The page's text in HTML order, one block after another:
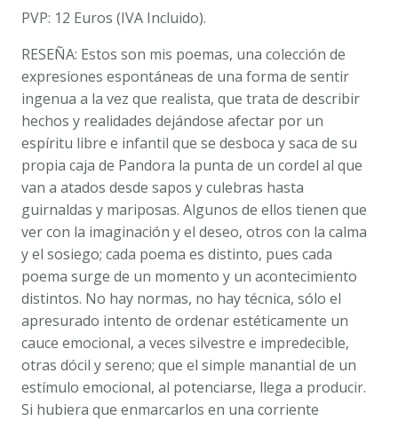
PVP: 12 Euros (IVA Incluido).
RESEÑA: Estos son mis poemas, una colección de
expresiones espontáneas de una forma de sentir
ingenua a la vez que realista, que trata de describir
hechos y realidades dejándose afectar por un
espíritu libre e infantil que se desboca y saca de su
propia caja de Pandora la punta de un cordel al que
van a atados desde sapos y culebras hasta
guirnaldas y mariposas. Algunos de ellos tienen que
ver con la imaginación y el deseo, otros con la calma
y el sosiego; cada poema es distinto, pues cada
poema surge de un momento y un acontecimiento
distintos. No hay normas, no hay técnica, sólo el
apresurado intento de ordenar estéticamente un
cauce emocional, a veces silvestre e impredecible,
otras dócil y sereno; que el simple manantial de un
estímulo emocional, al potenciarse, llega a producir.
Si hubiera que enmarcarlos en una corriente